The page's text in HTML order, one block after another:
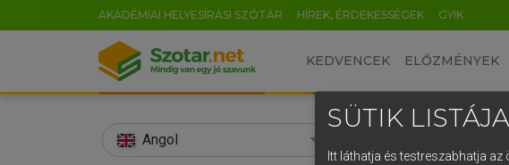
AKADÉMIAI HELYESÍRÁSI SZÓTÁR HÍREK, ÉRDEKESSÉGEK GYIK
KEDVENCEK ELŐZMÉNYEK
Angol
SÜTIK LISTÁJA
Itt láthatja és testreszabhatja